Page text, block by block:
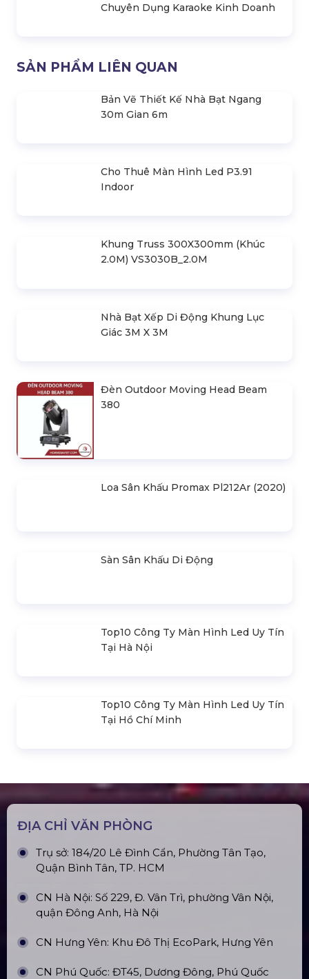
Chuyên Dụng Karaoke Kinh Doanh
SẢN PHẨM LIÊN QUAN
Bản Vẽ Thiết Kế Nhà Bạt Ngang
30m Gian 6m
Cho Thuê Màn Hình Led P3.91
Indoor
Khung Truss 300X300mm (Khúc
2.0M) VS3030B_2.0M
Nhà Bạt Xếp Di Động Khung Lục
Giác 3M X 3M
Đèn Outdoor Moving Head Beam
380
Loa Sân Khấu Promax Pl212Ar (2020)
Sàn Sân Khấu Di Động
Top10 Công Ty Màn Hình Led Uy Tín
Tại Hà Nội
Top10 Công Ty Màn Hình Led Uy Tín
Tại Hồ Chí Minh
ĐỊA CHỈ VĂN PHÒNG
Trụ sở: 184/20 Lê Đình Cẩn, Phường Tân Tạo,
Quận Bình Tân, TP. HCM
CN Hà Nội: Số 229, Đ. Vân Trì, phường Vân Nội,
quận Đông Anh, Hà Nội
CN Hưng Yên: Khu Đô Thị EcoPark, Hưng Yên
CN Phú Quốc: ĐT45, Dương Đông, Phú Quốc